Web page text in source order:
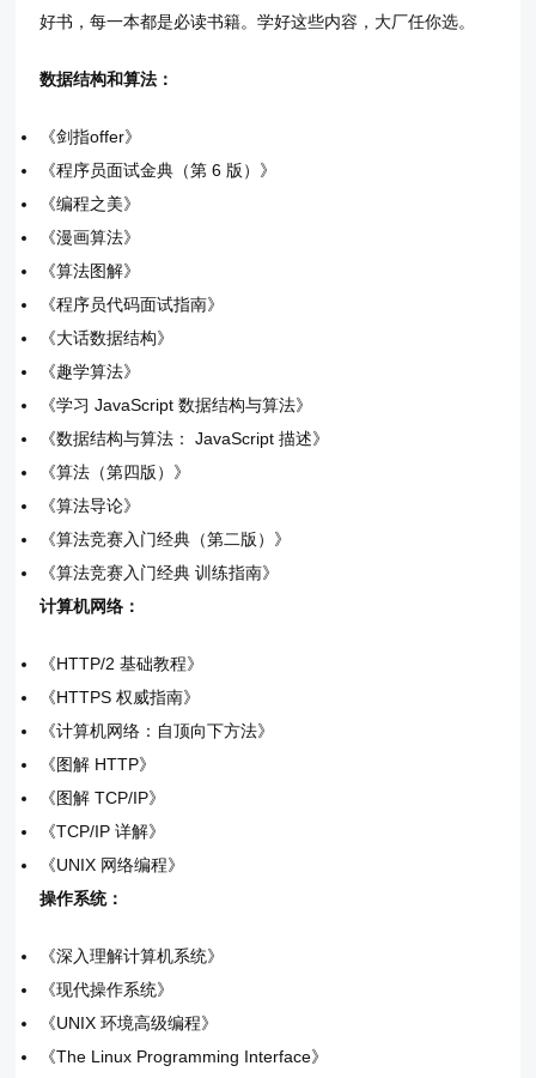
好书，每一本都是必读书籍。学好这些内容，大厂任你选。
数据结构和算法：
《剑指offer》
《程序员面试金典（第 6 版）》
《编程之美》
《漫画算法》
《算法图解》
《程序员代码面试指南》
《大话数据结构》
《趣学算法》
《学习 JavaScript 数据结构与算法》
《数据结构与算法： JavaScript 描述》
《算法（第四版）》
《算法导论》
《算法竞赛入门经典（第二版）》
《算法竞赛入门经典 训练指南》
计算机网络：
《HTTP/2 基础教程》
《HTTPS 权威指南》
《计算机网络：自顶向下方法》
《图解 HTTP》
《图解 TCP/IP》
《TCP/IP 详解》
《UNIX 网络编程》
操作系统：
《深入理解计算机系统》
《现代操作系统》
《UNIX 环境高级编程》
《The Linux Programming Interface》